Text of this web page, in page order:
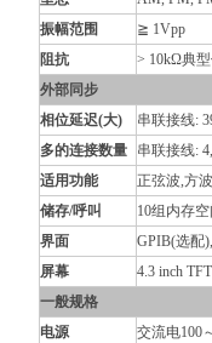
振幅范围
≧ 1Vpp
阻抗
> 10kΩ典
外部同步
相位延迟(大)
串联接线:
多的连接数量
串联接线:
适用功能
正弦波,方
储存/呼叫
10组内存
界面
GPIB(选配
屏幕
4.3 inch
一般规格
电源
交流电100